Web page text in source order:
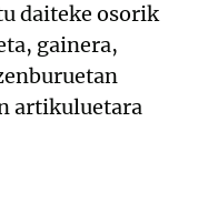
daiteke osorik
gainera,
artikuluetara